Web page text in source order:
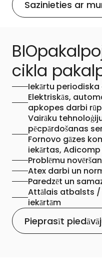
Sazinieties ar
cikla
Iekārtu
Elektriskās,
apkopes darbi
Vairāku
pēcpārdošanas
Fornovo gāzes
iekārtas,
Problēmu
Atex darbi un
Paredzēt un
Attālais atbalsts /
iekārtām
Pieprasīt